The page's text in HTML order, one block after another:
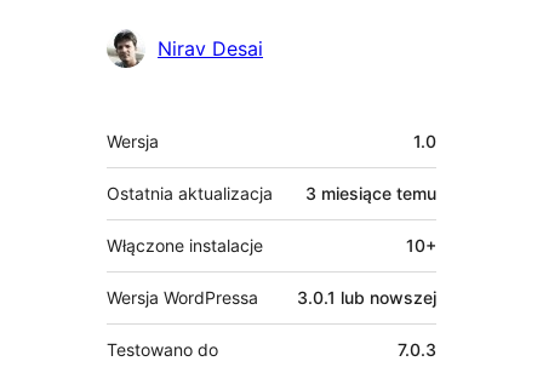
Nirav Desai
Meta
Wersja 1.0
Ostatnia aktualizacja 3 miesiące temu
Włączone instalacje 10+
Wersja WordPressa 3.0.1 lub nowszej
Testowano do 7.0.3